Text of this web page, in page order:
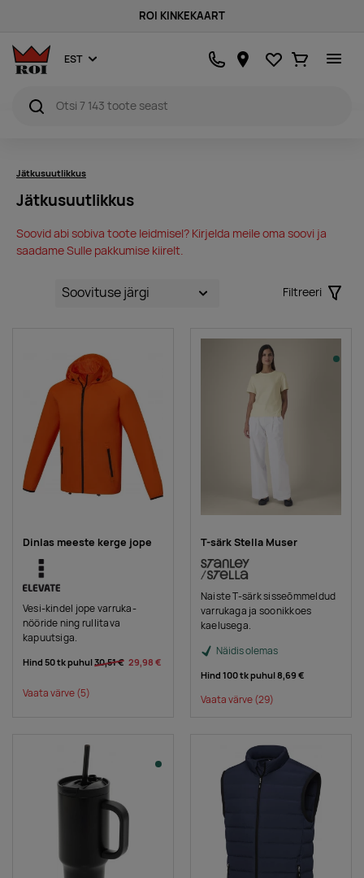
ROI KINKEKAART
EST Lemmikud
Ostukorv
Jätkusuutlikkus
Jätkusuutlikkus
Soovid abi sobiva toote leidmisel? Kirjelda meile oma soovi ja
saadame Sulle pakkumise kiirelt.
Filtreeri
Filter
Dinlas meeste kerge jope
Vesi-kindel jope varruka-
nööride ning rullitava
kapuutsiga.
Hind 50 tk puhul30,51 € 29,98 €
Vaata värve(5)
T-särk Stella Muser
Naiste T-särk sisseõmmeldud
varrukaga ja soonikkoes
kaelusega.
Näidis olemas
Hind 100 tk puhul8,69 €
Vaata värve(29)